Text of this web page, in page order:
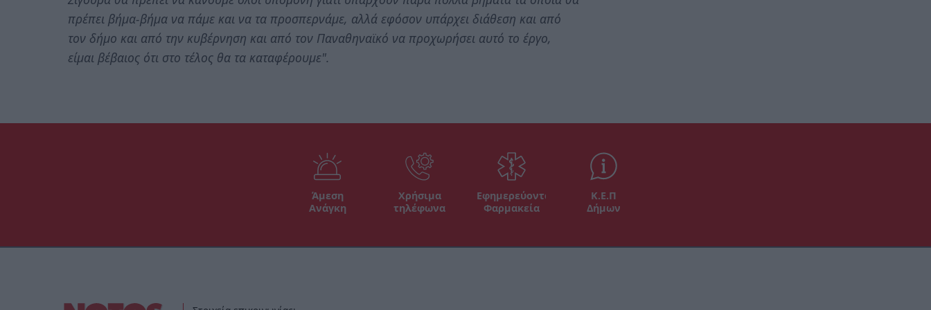
πρέπει βήμα-βήμα να πάμε και να τα προσπερνάμε, αλλά εφόσον υπάρχει διάθεση και από
τον δήμο και από την κυβέρνηση και από τον Παναθηναϊκό να προχωρήσει αυτό το έργο,
είμαι βέβαιος ότι στο τέλος θα τα καταφέρουμε".
Άμεση
Ανάγκη
Χρήσιμα
τηλέφωνα
Εφημερεύοντα
Φαρμακεία
Κ.Ε.Π
Δήμων